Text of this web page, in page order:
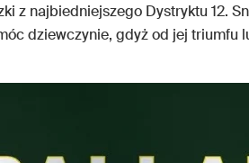
z najbiedniejszego Dystryktu 12.
dziewczynie, gdyż od jej triumfu